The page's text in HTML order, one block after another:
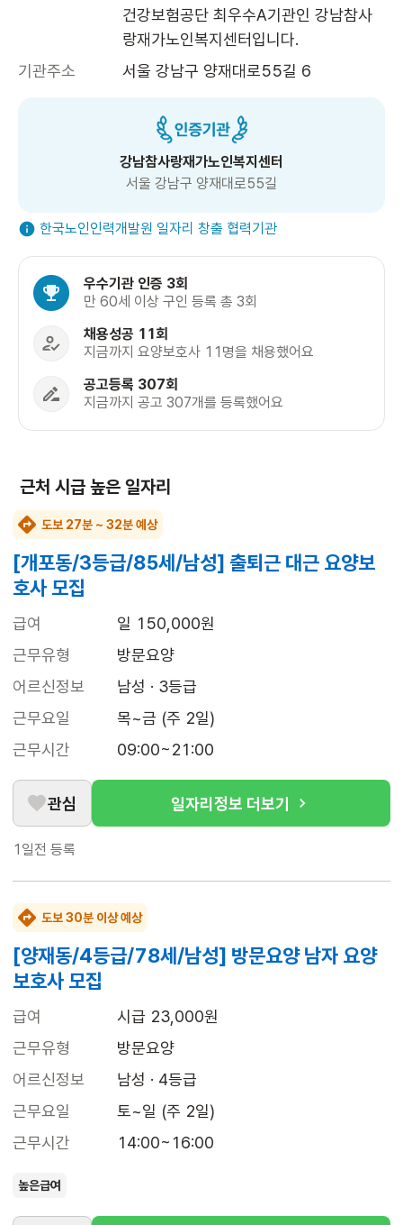
건강보험공단 최우수A기관인 강남참사
랑재가노인복지센터입니다.
기관주소
서울 강남구 양재대로55길 6
강남참사랑재가노인복지센터
서울 강남구 양재대로55길
한국노인인력개발원 일자리 창출 협력기관
우수기관 인증 3회
만 60세 이상 구인 등록 총 3회
채용성공 11회
지금까지 요양보호사 11명을 채용했어요
공고등록 307회
지금까지 공고 307개를 등록했어요
근처 시급 높은 일자리
도보 27분 ~ 32분 예상
[개포동/3등급/85세/남성] 출퇴근 대근 요양보
호사 모집
급여
일 150,000원
근무유형
방문요양
어르신정보
남성 · 3등급
근무요일
목~금 (주 2일)
근무시간
09:00~21:00
관심 일자리정보 더보기
1일전 등록
도보 30분 이상 예상
[양재동/4등급/78세/남성] 방문요양 남자 요양
보호사 모집
급여
시급 23,000원
근무유형
방문요양
어르신정보
남성 · 4등급
근무요일
토~일 (주 2일)
근무시간
14:00~16:00
높은급여